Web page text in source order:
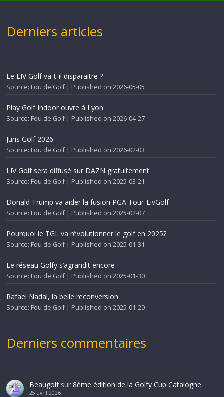
Derniers articles
Le LIV Golf va-t-il disparaitre ?
Source: Fou de Golf Published on 2026-05-05
Play Golf Indoor ouvre à Lyon
Source: Fou de Golf Published on 2026-04-27
Juris Golf 2026
Source: Fou de Golf Published on 2026-02-03
LIV Golf sera diffusé sur DAZN gratuitement
Source: Fou de Golf Published on 2025-03-21
Donald Trump va aider la fusion PGA Tour-LivGolf
Source: Fou de Golf Published on 2025-02-07
Pourquoi le TGL va révolutionner le golf en 2025?
Source: Fou de Golf Published on 2025-01-31
Le réseau Golfy s’agrandit encore
Source: Fou de Golf Published on 2025-01-30
Rafael Nadal, la belle reconversion
Source: Fou de Golf Published on 2025-01-20
Derniers commentaires
Beaugolfsur 8ème édition de la Golfy Cup Catalogne
25 avril 2026